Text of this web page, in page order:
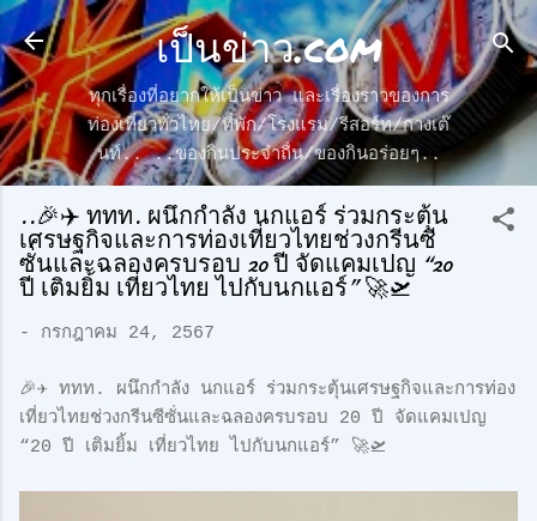
ข้ามไปที่เนื้อหาหลัก
เป็นข่าว.com
ทุกเรื่องที่อยากให้เป็นข่าว และเรื่องราวของการ
ท่องเที่ยวทั่วไทย/ที่พัก/โรงแรม/รีสอร์ท/กางเต๊
นท์.. ..ของกินประจำถื่น/ของกินอร่อยๆ..
..🎉✈️ ททท. ผนึกกำลัง นกแอร์ ร่วมกระตุ้น
เศรษฐกิจและการท่องเที่ยวไทยช่วงกรีนซี
ซั่นและฉลองครบรอบ 20 ปี จัดแคมเปญ “20
ปี เติมยิ้ม เที่ยวไทย ไปกับนกแอร์” 🚀🛫
- กรกฎาคม 24, 2567
🎉✈️ ททท. ผนึกกำลัง นกแอร์ ร่วมกระตุ้นเศรษฐกิจและการท่อง
เที่ยวไทยช่วงกรีนซีซั่นและฉลองครบรอบ 20 ปี จัดแคมเปญ
“20 ปี เติมยิ้ม เที่ยวไทย ไปกับนกแอร์” 🚀🛫